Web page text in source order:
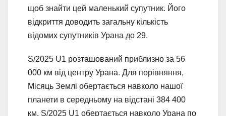
щоб знайти цей маленький супутник. Його
відкриття доводить загальну кількість
відомих супутників Урана до 29.
S/2025 U1 розташований приблизно за 56
000 км від центру Урана. Для порівняння,
Місяць Землі обертається навколо нашої
планети в середньому на відстані 384 400
км. S/2025 U1 обертається навколо Урана по